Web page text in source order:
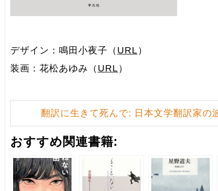
デザイン：鳴田小夜子（ URL ）
装画：花松あゆみ（ URL ）
翻訳に生きて死んで: 日本文学翻訳家の
おすすめ関連書籍: